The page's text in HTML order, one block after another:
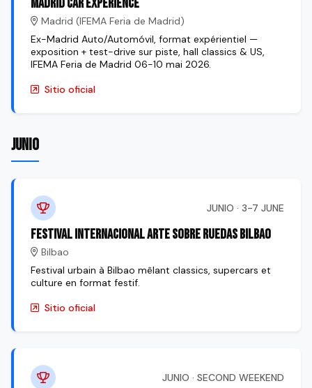
Madrid Car Experience
Madrid (IFEMA Feria de Madrid)
Ex-Madrid Auto/Automóvil, format expérientiel —
exposition + test-drive sur piste, hall classics & US,
IFEMA Feria de Madrid 06-10 mai 2026.
Sitio oficial
JUNIO
JUNIO · 3-7 JUNE
Festival Internacional Arte Sobre Ruedas Bilbao
Bilbao
Festival urbain à Bilbao mêlant classics, supercars et
culture en format festif.
Sitio oficial
JUNIO · SECOND WEEKEND